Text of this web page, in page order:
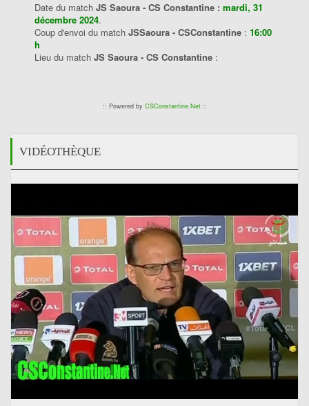
Date du match JS Saoura - CS Constantine : mardi, 31
décembre 2024.
Coup d'envoi du match JSSaoura - CSConstantine : 16:00
h
Lieu du match JS Saoura - CS Constantine :
:: Powered by CSConstantine.Net::
VIDÉOTHÈQUE